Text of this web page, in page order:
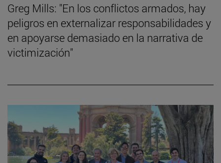
Greg Mills: "En los conflictos armados, hay
peligros en externalizar responsabilidades y
en apoyarse demasiado en la narrativa de
victimización"